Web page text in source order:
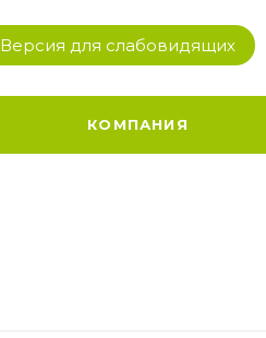
Версия для слабовидящих
КОМПАНИЯ